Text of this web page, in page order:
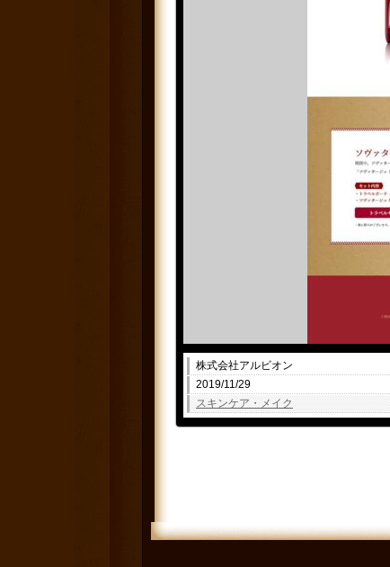
株式会社アルビオン
2019/11/29
スキンケア・メイク